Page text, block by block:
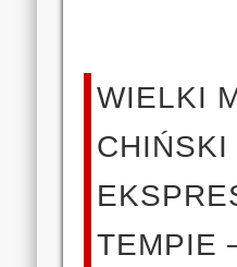
WIELKI
CHIŃSKI
TEMPIE